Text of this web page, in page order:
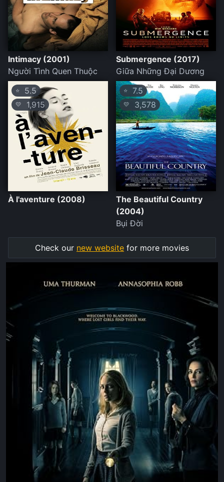
Intimacy (2001)
Người Tình Quen Thuộc
Submergence (2017)
Giữa Những Đại Dương
⭐ 5.5
💛 1,915
À l'aventure (2008)
⭐ 7.5
💛 3,578
The Beautiful Country
(2004)
Bụi Đời
Check our new website for more movies